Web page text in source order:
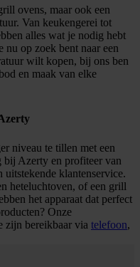
ovens, maar ook een
Van keukengerei tot
alles wat je nodig hebt
op zoek bent naar een
wilt kopen, bij ons ben
en maak van elke
niveau te tillen met een
bij Azerty en profiteer van
uitstekende klantenservice.
heteluchtoven, of een grill
het apparaat dat perfect
Onze
zijn bereikbaar via telefoon,